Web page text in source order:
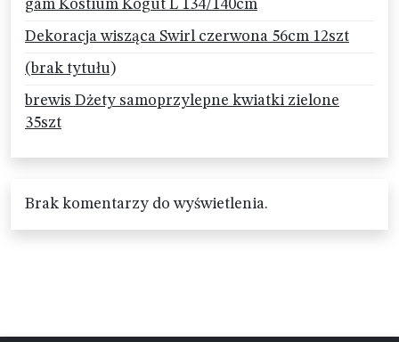
gam Kostium Kogut L 134/140cm
Dekoracja wisząca Swirl czerwona 56cm 12szt
(brak tytułu)
brewis Dżety samoprzylepne kwiatki zielone
35szt
Brak komentarzy do wyświetlenia.